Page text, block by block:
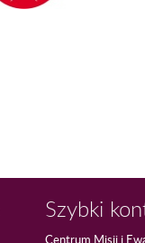
Szybki
Centrum Misji i